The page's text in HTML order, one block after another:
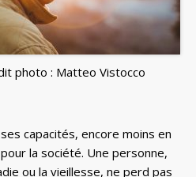
photo : Matteo Vistocco
capacités, encore moins en
la société. Une personne,
ou la vieillesse, ne perd pas